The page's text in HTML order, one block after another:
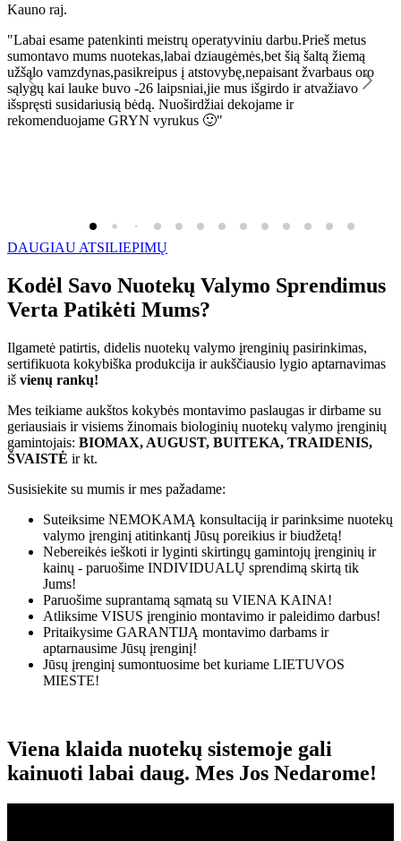
Kauno raj.
"Labai esame patenkinti meistrų operatyviniu darbu.Prieš metus
sumontavo mums nuotekas,labai dziaugėmės,bet šią šaltą žiemą
užšąlo vamzdynas,pasikreipus į atstovybę,nepaisant žvarbaus oro
sąlygų kai lauke buvo -26 laipsniai,jie mus išgirdo ir atvažiavo
išspręsti susidariusią bėdą. Nuoširdžiai dekojame ir
rekomenduojame GRYN vyrukus 🙂"
DAUGIAU ATSILIEPIMŲ
Kodėl Savo Nuotekų Valymo Sprendimus
Verta Patikėti Mums?
Ilgametė patirtis, didelis nuotekų valymo įrenginių pasirinkimas,
sertifikuota kokybiška produkcija ir aukščiausio lygio aptarnavimas
iš vienų rankų!
Mes teikiame aukštos kokybės montavimo paslaugas ir dirbame su
geriausiais ir visiems žinomais biologinių nuotekų valymo įrenginių
gamintojais: BIOMAX, AUGUST, BUITEKA, TRAIDENIS,
ŠVAISTĖ ir kt.
Susisiekite su mumis ir mes pažadame:
Suteiksime NEMOKAMĄ konsultaciją ir parinksime nuotekų
valymo įrenginį atitinkantį Jūsų poreikius ir biudžetą!
Nebereikės ieškoti ir lyginti skirtingų gamintojų įrenginių ir
kainų - paruošime INDIVIDUALŲ sprendimą skirtą tik
Jums!
Paruošime suprantamą sąmatą su VIENA KAINA!
Atliksime VISUS įrenginio montavimo ir paleidimo darbus!
Pritaikysime GARANTIJĄ montavimo darbams ir
aptarnausime Jūsų įrenginį!
Jūsų įrenginį sumontuosime bet kuriame LIETUVOS
MIESTE!
Viena klaida nuotekų sistemoje gali
kainuoti labai daug. Mes Jos Nedarome!